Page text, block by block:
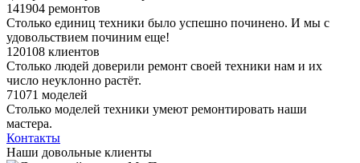
141904 ремонтов
Столько единиц техники было успешно починено. И мы с
удовольствием починим еще!
120108 клиентов
Столько людей доверили ремонт своей техники нам и их
число неуклонно растёт.
71071 моделей
Столько моделей техники умеют ремонтировать наши
мастера.
Контакты
Наши довольные клиенты